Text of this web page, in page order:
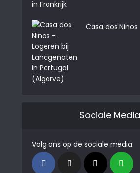
Casa dos Ninos
Sociale Media
Volg ons op de sociale media.